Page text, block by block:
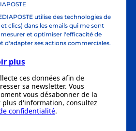
clics) dans les emails qui me sont
mesurer et optimiser l'efficacité de
d'adapter ses actions commerciales.
plus
ces données afin de
sa newsletter. Vous
vous désabonner de la
plus d'information, consultez
confidentialité.